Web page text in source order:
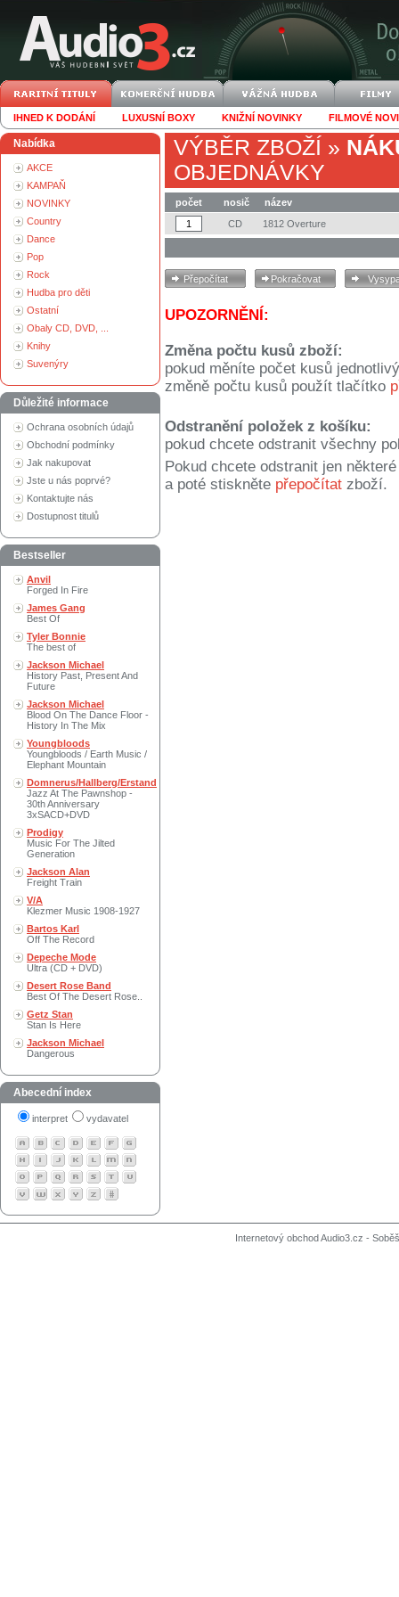
IHNED K DODÁNÍ LUXUSNÍ BOXY KNIŽNÍ NOVINKY FILMOVÉ
Nabídka
AKCE
KAMPAŇ
NOVINKY
Country
Dance
Pop
Rock
Hudba pro děti
Ostatní
Obaly CD, DVD, ...
Knihy
Suvenýry
Důležité informace
Ochrana osobních údajů
Obchodní podmínky
Jak nakupovat
Jste u nás poprvé?
Kontaktujte nás
Dostupnost titulů
Bestseller
Anvil
Forged In Fire
James Gang
Best Of
Tyler Bonnie
The best of
Jackson Michael
History Past, Present And
Future
Jackson Michael
Blood On The Dance Floor -
History In The Mix
Youngbloods
Youngbloods / Earth Music /
Elephant Mountain
Domnerus/Hallberg/Erstand
Jazz At The Pawnshop -
30th Anniversary
3xSACD+DVD
Prodigy
Music For The Jilted
Generation
Jackson Alan
Freight Train
V/A
Klezmer Music 1908-1927
Bartos Karl
Off The Record
Depeche Mode
Ultra (CD + DVD)
Desert Rose Band
Best Of The Desert Rose..
Getz Stan
Stan Is Here
Jackson Michael
Dangerous
Abecední index
interpret vydavatel
VÝBĚR ZBOŽÍ »
OBJEDNÁVKY
počet nosič
název
CD
1812 Overture
UPOZORNĚNÍ:
Změna počtu kusů zboží:
pokud měníte počet kusů
změně počtu kusů použít tlačítko
Odstranění položek z košíku:
pokud chcete odstranit všechny
Pokud chcete odstranit jen
a poté stiskněte přepočítat zboží.
Internetový obchod Audio3.cz -